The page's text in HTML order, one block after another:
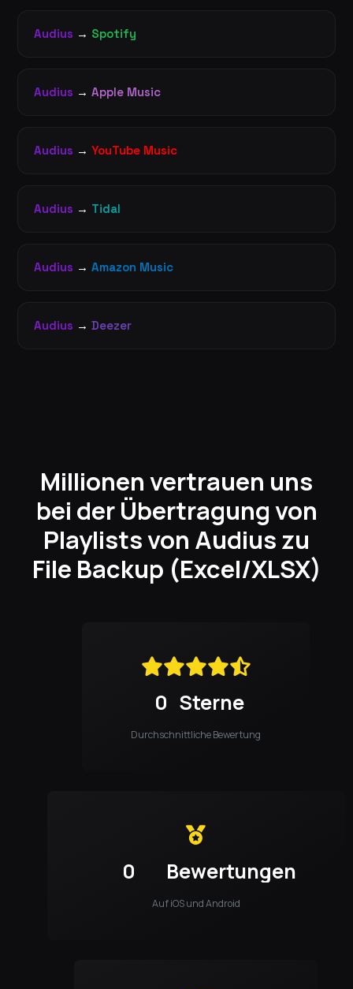
Audius → Spotify
Audius → Apple Music
Audius → YouTube Music
Audius → Tidal
Audius → Amazon Music
Audius → Deezer
Millionen vertrauen uns
bei der Übertragung von
Playlists von Audius zu
File Backup (Excel/XLSX)
0 Sterne
Durchschnittliche Bewertung
0 Bewertungen
Auf iOS und Android